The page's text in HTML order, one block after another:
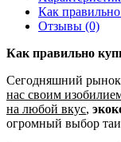
Как
Отзывы (0)
Как правильно
Сегодняшний рынок
нас своим
на любой вкус,
огромный выбор